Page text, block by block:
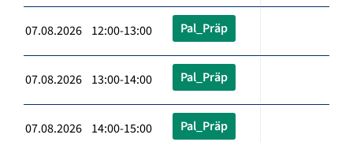
07.08.2026 12:00-13:00 Pal_Präp
07.08.2026 13:00-14:00 Pal_Präp
07.08.2026 14:00-15:00 Pal_Präp